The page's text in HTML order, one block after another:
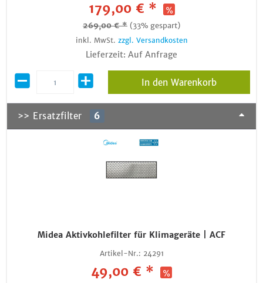
179,00 € *
269,00 € * (33% gespart)
inkl. MwSt. zzgl. Versandkosten
Lieferzeit: Auf Anfrage
In den Warenkorb
>> Ersatzfilter 6
Midea Aktivkohlefilter für Klimageräte | ACF
Artikel-Nr.: 24291
49,00 € *